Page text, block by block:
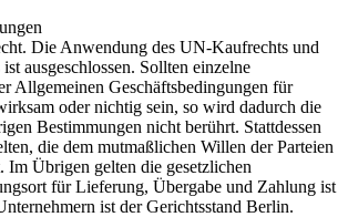
Die Anwendung des UN-Kaufrechts und
ausgeschlossen. Sollten einzelne
Allgemeinen Geschäftsbedingungen für
oder nichtig sein, so wird dadurch die
Bestimmungen nicht berührt. Stattdessen
die dem mutmaßlichen Willen der Parteien
Im Übrigen gelten die gesetzlichen
für Lieferung, Übergabe und Zahlung ist
ist der Gerichtsstand Berlin.